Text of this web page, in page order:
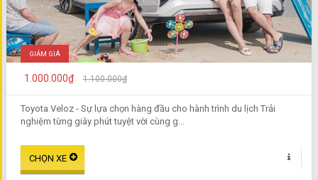
GIẢM GIÁ
1.000.000₫ 1.100.000₫
Toyota Veloz - Sự lựa chọn hàng đầu cho hành trình du lịch Trải
nghiệm từng giây phút tuyệt vời cùng g...